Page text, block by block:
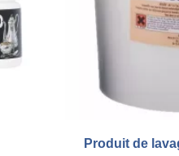
Produit de